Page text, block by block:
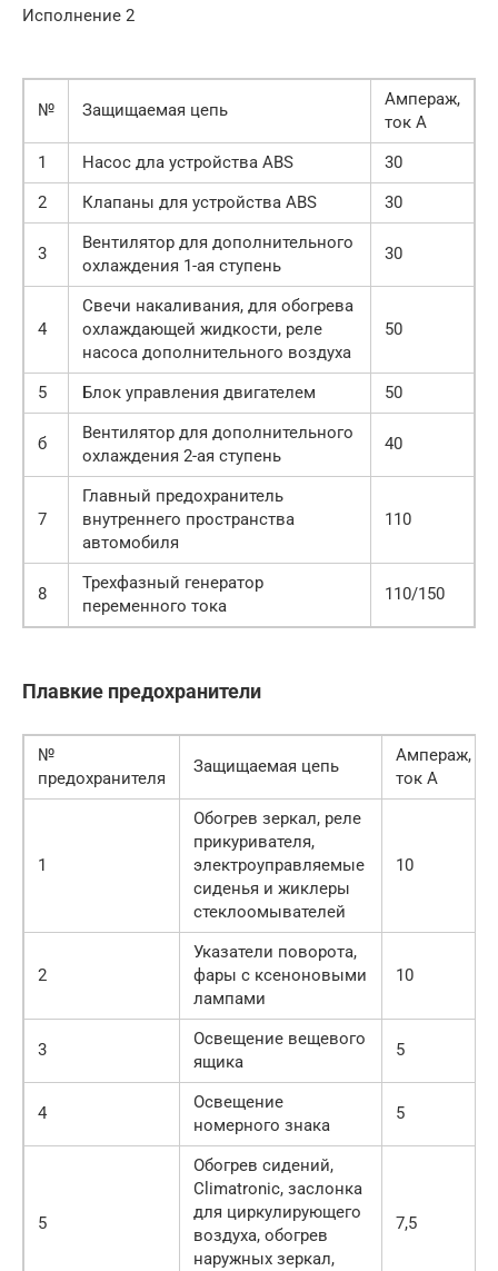
Исполнение 2
№ Защищаемая цепь
Ампераж,
ток А
1
Насос дла устройства ABS
30
2
Клапаны для устройства ABS 30
3
Вентилятор для дополнительного
охлаждения 1-ая ступень
30
4
Свечи накаливания, для обогрева
охлаждающей жидкости, реле
насоса дополнительного воздуха
50
5 Блок управления двигателем 50
б
Вентилятор для дополнительного
охлаждения 2-ая ступень
40
7
Главный предохранитель
внутреннего пространства
автомобиля
110
8
Трехфазный генератор
переменного тока
110/150
Плавкие предохранители
№
предохранителя
Защищаемая цепь
Ампераж,
ток А
1
Обогрев зеркал, реле
прикуривателя,
электроуправляемые
сиденья и жиклеры
стеклоомывателей
10
2
Указатели поворота,
фары с ксеноновыми
лампами
10
3
Освещение вещевого
ящика
5
4
Освещение
номерного знака
5
5
Обогрев сидений,
Climatronic, заслонка
для циркулирующего
воздуха, обогрев
наружных зеркал,
7,5